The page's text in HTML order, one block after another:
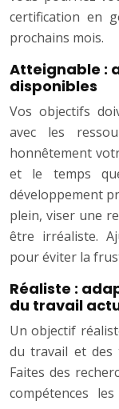
certification en
prochains mois.
Atteignable :
disponibles
Vos objectifs
avec les
honnêtement
et le temps
développement
plein, viser une
être irréaliste.
pour éviter la
Réaliste :
du travail
Un objectif
du travail et des
Faites des
compétences